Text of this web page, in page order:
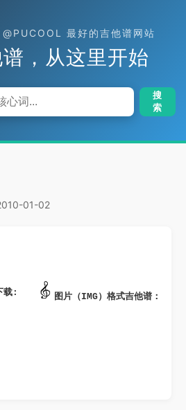
最好的吉他谱网站
，从这里开始
搜
索
01-02
载: 图片（IMG）格式吉他谱：